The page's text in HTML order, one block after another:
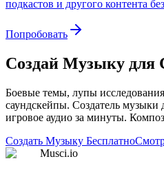
подкастов и другого контента
Попробовать
Создай Музыку для
Боевые темы, лупы
саундскейпы. Создатель музыки
игровое аудио за минуты.
Создать Музыку Бесплатно
Musci.io